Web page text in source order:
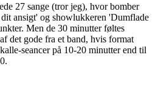
27 sange (tror jeg), hvor bomber
ansigt' og showlukkeren 'Dumflade
Men de 30 minutter føltes
det gode fra et band, hvis format
seancer på 10-20 minutter end til